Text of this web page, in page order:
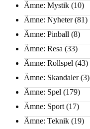
Ämne: Mystik (10)
Ämne: Nyheter(81)
Ämne: Pinball (8)
Ämne: Resa (33)
Ämne: Rollspel (43)
Ämne: Skandaler(3)
Ämne: Spel (179)
Ämne: Sport (17)
Ämne: Teknik (19)